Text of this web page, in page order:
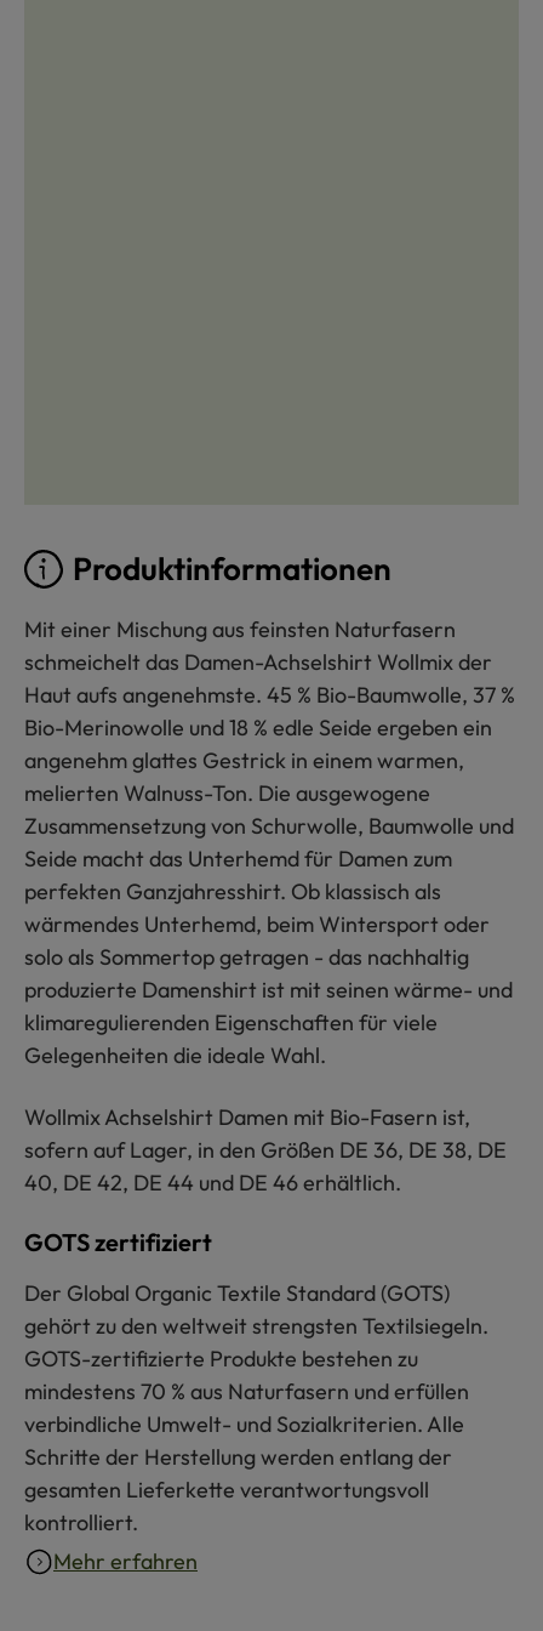
Produktinformationen
Mit einer Mischung aus feinsten Naturfasern
schmeichelt das Damen-Achselshirt Wollmix der
Haut aufs angenehmste. 45 % Bio-Baumwolle, 37 %
Bio-Merinowolle und 18 % edle Seide ergeben ein
angenehm glattes Gestrick in einem warmen,
melierten Walnuss-Ton. Die ausgewogene
Zusammensetzung von Schurwolle, Baumwolle und
Seide macht das Unterhemd für Damen zum
perfekten Ganzjahresshirt. Ob klassisch als
wärmendes Unterhemd, beim Wintersport oder
solo als Sommertop getragen - das nachhaltig
produzierte Damenshirt ist mit seinen wärme- und
klimaregulierenden Eigenschaften für viele
Gelegenheiten die ideale Wahl.
Wollmix Achselshirt Damen mit Bio-Fasern ist,
sofern auf Lager, in den Größen DE 36, DE 38, DE
40, DE 42, DE 44 und DE 46 erhältlich.
GOTS zertifiziert
Der Global Organic Textile Standard (GOTS)
gehört zu den weltweit strengsten Textilsiegeln.
GOTS-zertifizierte Produkte bestehen zu
mindestens 70 % aus Naturfasern und erfüllen
verbindliche Umwelt- und Sozialkriterien. Alle
Schritte der Herstellung werden entlang der
gesamten Lieferkette verantwortungsvoll
kontrolliert.
Mehr erfahren